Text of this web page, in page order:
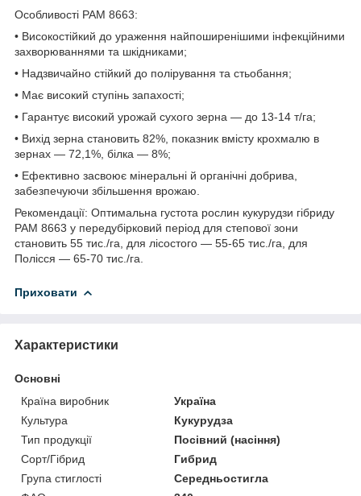
Особливості РАМ 8663:
• Високостійкий до ураження найпоширенішими інфекційними
захворюваннями та шкідниками;
• Надзвичайно стійкий до полірування та стьобання;
• Має високий ступінь запахості;
• Гарантує високий урожай сухого зерна — до 13-14 т/га;
• Вихід зерна становить 82%, показник вмісту крохмалю в
зернах — 72,1%, білка — 8%;
• Ефективно засвоює мінеральні й органічні добрива,
забезпечуючи збільшення врожаю.
Рекомендації: Оптимальна густота рослин кукурудзи гібриду
РАМ 8663 у передубірковий період для степової зони
становить 55 тис./га, для лісостого — 55-65 тис./га, для
Полісся — 65-70 тис./га.
Приховати
Характеристики
Основні
Країна виробник
Україна
Культура
Кукурудза
Тип продукції
Посівний (насіння)
Сорт/Гібрид
Гибрид
Група стиглості
Середньостигла